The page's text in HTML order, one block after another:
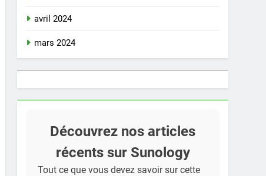
avril 2024
mars 2024
Découvrez nos articles
récents sur Sunology
Tout ce que vous devez savoir sur cette